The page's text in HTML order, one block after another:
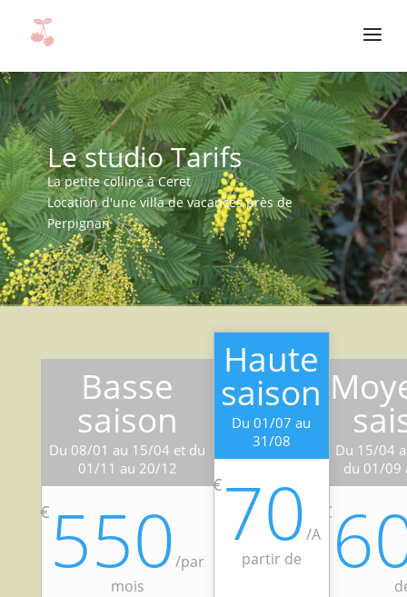
Le studio Tarifs
La petite colline à Ceret
Location d'une villa de vacances près de
Perpignan
Basse
saison
Du 08/01 au 15/04 et du
01/11 au 20/12
€ 550/par
mois
Haute
saison
Du 01/07 au
31/08
€ 70/A
partir de
Du 15/04
du 01/09
€